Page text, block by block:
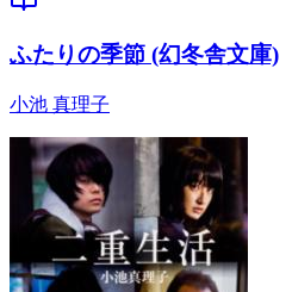
ふたりの季節 (幻冬舎文庫)
小池 真理子